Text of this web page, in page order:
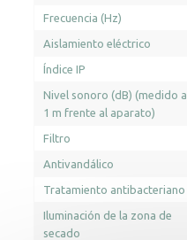
Frecuencia (Hz)
Aislamiento eléctrico
Índice IP
Nivel sonoro (dB) (medido a
1 m frente al aparato)
Filtro
Antivandálico
Tratamiento antibacteriano
Iluminación de la zona de
secado